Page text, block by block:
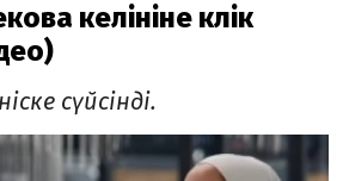
келініне көлік
сүйсінді.